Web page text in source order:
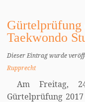
Gürtelprüfung
Taekwondo
Dieser Eintrag wurde
Rupprecht
Am Freitag,
Gürtelprüfung